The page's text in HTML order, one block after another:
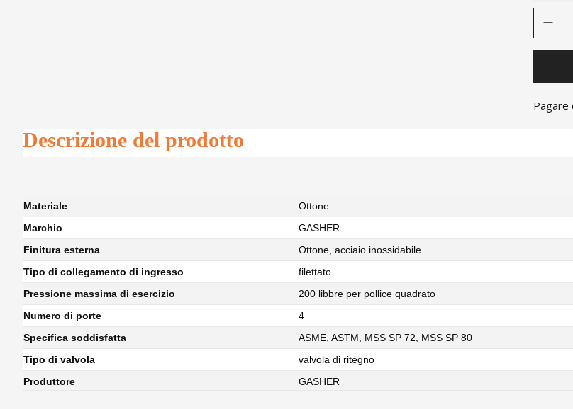
Pagare
Descrizione del prodotto
Materiale
Ottone
Marchio
GASHER
Finitura esterna
Ottone, acciaio inossidabile
Tipo di collegamento di ingresso
filettato
Pressione massima di esercizio
200 libbre per pollice quadrato
Numero di porte
4
Specifica soddisfatta
ASME, ASTM, MSS SP 72, MSS SP 80
Tipo di valvola
valvola di ritegno
Produttore
GASHER